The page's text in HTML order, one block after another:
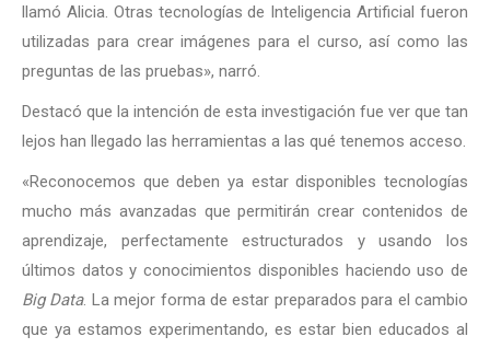
llamó Alicia. Otras tecnologías de Inteligencia Artificial fueron
utilizadas para crear imágenes para el curso, así como las
preguntas de las pruebas», narró.
Destacó que la intención de esta investigación fue ver que tan
lejos han llegado las herramientas a las qué tenemos acceso.
«Reconocemos que deben ya estar disponibles tecnologías
mucho más avanzadas que permitirán crear contenidos de
aprendizaje, perfectamente estructurados y usando los
últimos datos y conocimientos disponibles haciendo uso de
Big Data. La mejor forma de estar preparados para el cambio
que ya estamos experimentando, es estar bien educados al